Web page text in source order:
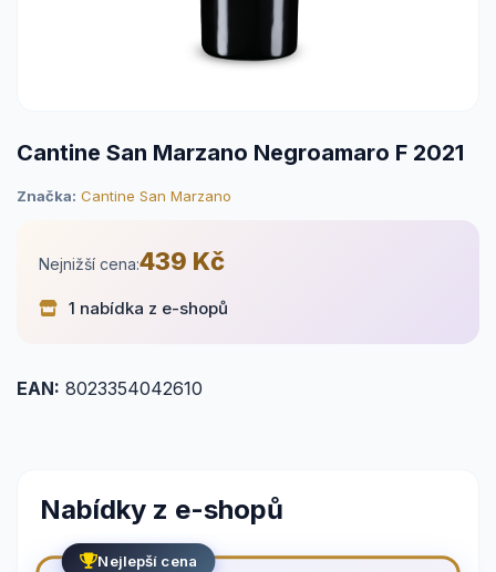
Cantine San Marzano Negroamaro F 2021
Značka: Cantine San Marzano
Nejnižší cena:439 Kč
1 nabídka z e-shopů
EAN: 8023354042610
Nabídky z e-shopů
Nejlepší cena